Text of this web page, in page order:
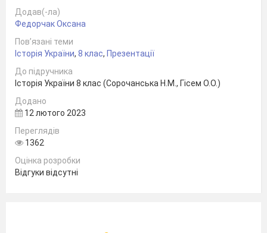
Додав(-ла)
Федорчак Оксана
Пов’язані теми
Історія України, 8 клас, Презентації
До підручника
Історія України 8 клас (Сорочанська Н.М., Гісем О.О.)
Додано
12 лютого 2023
Переглядів
1362
Оцінка розробки
Відгуки відсутні